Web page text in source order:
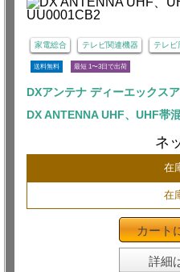
家電総合 テレビ関連機器 テレビ
送料無料 最短 1〜3日で出荷
DXアンテナ ディーエックス
DX ANTENNA UHF、UHF帯
ネ
在
在
カート
詳細